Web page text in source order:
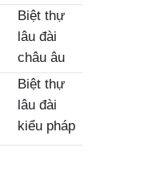
Biệt thự
lâu đài
châu âu
Biệt thự
lâu đài
kiểu pháp